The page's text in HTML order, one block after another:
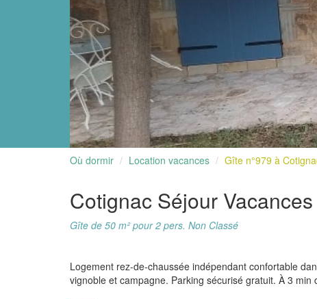
Où dormir Location vacances Gîte n°979 à
Cotignac Séjour Vacances
Gîte de 50 m² pour 2 pers. Non Classé
Logement rez-de-chaussée indépendant confortable
vignoble et campagne. Parking sécurisé gratuit. À 3